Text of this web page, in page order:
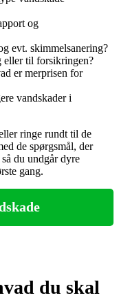
og
evt. skimmelsanering?
til forsikringen?
er merprisen for
vandskader i
ringe rundt til de
de spørgsmål, der
du undgår dyre
gang.
du skal